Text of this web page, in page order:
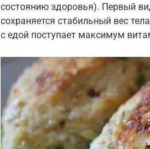
состоянию здоровья). Первый
сохраняется стабильный вес
с едой поступает максимум